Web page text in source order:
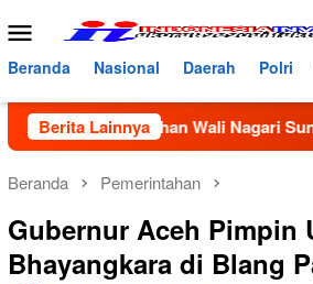
ke
konten
Menu
Mobile
Beranda Nasional Daerah Polri
Berita Lainnya
Wali Nagari Sungai Buluah
Beranda Pemerintahan
Gubernur Aceh Pimpin
Bhayangkara di Blang